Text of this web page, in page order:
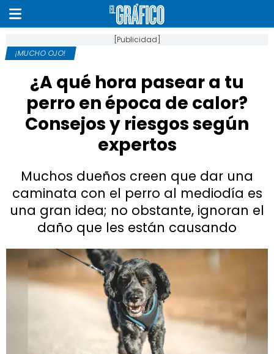
[Publicidad]
¡MUCHO OJO!
¿A qué hora pasear a tu
perro en época de calor?
Consejos y riesgos según
expertos
Muchos dueños creen que dar una
caminata con el perro al mediodía es
una gran idea; no obstante, ignoran el
daño que les están causando